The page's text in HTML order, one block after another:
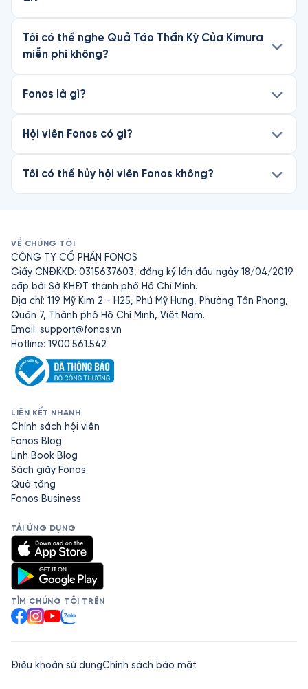
Tôi có thể nghe Quả Táo Thần Kỳ Của Kimura
miễn phí không?
Fonos là gì?
Hội viên Fonos có gì?
Tôi có thể hủy hội viên Fonos không?
VỀ CHÚNG TÔI
CÔNG TY CỔ PHẦN FONOS
Giấy CNĐKKD: 0315637603, đăng ký lần đầu ngày 18/04/2019
cấp bởi Sở KHĐT thành phố Hồ Chí Minh.
Địa chỉ: 119 Mỹ Kim 2 - H25, Phú Mỹ Hưng, Phường Tân Phong,
Quận 7, Thành phố Hồ Chí Minh, Việt Nam.
Email: support@fonos.vn
Hotline: 1900.561.542
LIÊN KẾT NHANH
Chính sách hội viên
Fonos Blog
Linh Book Blog
Sách giấy Fonos
Quà tặng
Fonos Business
TẢI ỨNG DỤNG
TÌM CHÚNG TÔI TRÊN
Facebook
Instagram
YouTube
Zalo
Điều khoản sử dụngChính sách bảo mật